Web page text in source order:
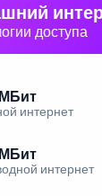
доступа
МБит
интернет
МБит
интернет